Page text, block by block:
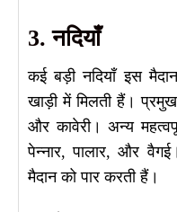
3. नदियाँ
कई बड़ी नदियाँ इस
खाड़ी में मिलती हैं। प्रमुख
और कावेरी। अन्य
पेन्नार, पालार, और
मैदान को पार करती हैं।